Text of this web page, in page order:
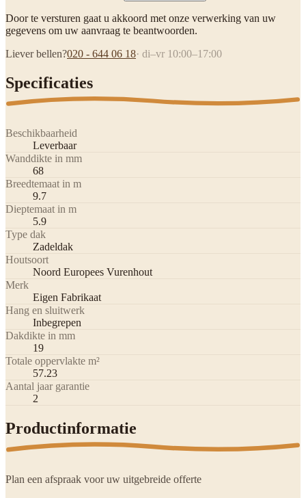
Door te versturen gaat u akkoord met onze verwerking van uw
gegevens om uw aanvraag te beantwoorden.
Liever bellen?020 - 644 06 18· di–vr 10:00–17:00
Specificaties
Beschikbaarheid
Leverbaar
Wanddikte in mm
68
Breedtemaat in m
9.7
Dieptemaat in m
5.9
Type dak
Zadeldak
Houtsoort
Noord Europees Vurenhout
Merk
Eigen Fabrikaat
Hang en sluitwerk
Inbegrepen
Dakdikte in mm
19
Totale oppervlakte m²
57.23
Aantal jaar garantie
2
Productinformatie
Plan een afspraak voor uw uitgebreide offerte